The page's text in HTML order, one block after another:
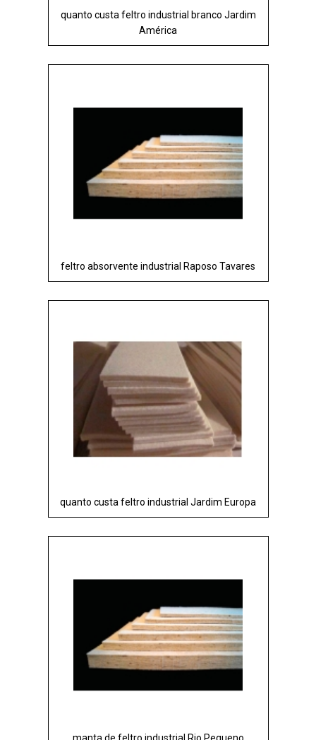
quanto custa feltro industrial branco Jardim
América
feltro absorvente industrial Raposo Tavares
quanto custa feltro industrial Jardim Europa
manta de feltro industrial Rio Pequeno